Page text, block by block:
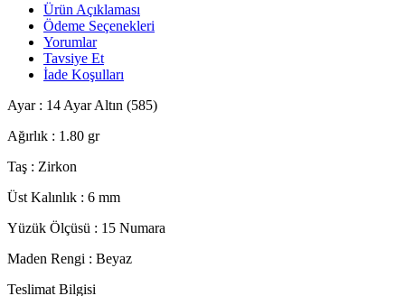
Ürün Açıklaması
Ödeme Seçenekleri
Yorumlar
Tavsiye Et
İade Koşulları
Ayar : 14 Ayar Altın (585)
Ağırlık : 1.80 gr
Taş : Zirkon
Üst Kalınlık : 6 mm
Yüzük Ölçüsü : 15 Numara
Maden Rengi : Beyaz
Teslimat Bilgisi